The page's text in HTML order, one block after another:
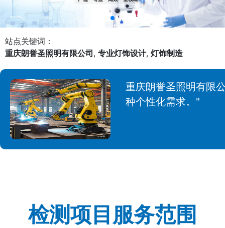
站点关键词：
重庆朗誉圣照明有限公司 , 专业灯饰设计, 灯饰制造
重庆朗誉圣照明有限
种个性化需求。"
检测项目服务范围